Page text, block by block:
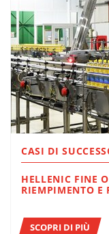
CASI DI
HELLENIC FINE
RIEMPIMENTO E
SCOPRI DI PIÙ